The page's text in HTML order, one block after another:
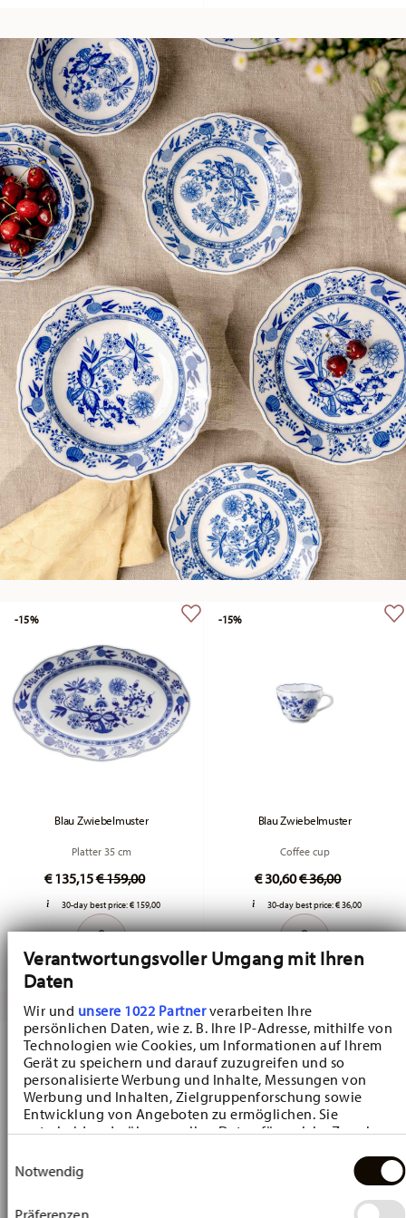
Verantwortungsvoller Umgang mit Ihren
Daten
Wir und unsere 1022 Partnerverarbeiten Ihre
persönlichen Daten, wie z. B. Ihre IP-Adresse, mithilfe von
Technologien wie Cookies, um Informationen auf Ihrem
Gerät zu speichern und darauf zuzugreifen und so
personalisierte Werbung und Inhalte, Messungen von
Werbung und Inhalten, Zielgruppenforschung sowie
Entwicklung von Angeboten zu ermöglichen. Sie
entscheiden darüber, wer Ihre Daten für welche Zwecke
Cookie-Erklärung oder durch Klicken auf das Privacy
Trigger Symbol ändern oder widerrufen
Notwendig
Präferenzen
Blau Zwiebelmuster
Platter 35 cm
€ 135,15Price reduced from
€ 159,00to
30-day best price:€ 159,00
-15%
Blau Zwiebelmuster
Coffee cup
€ 30,60Price reduced
€ 36,00to
30-day best price:€ 36,00
-15%
-15% -15%